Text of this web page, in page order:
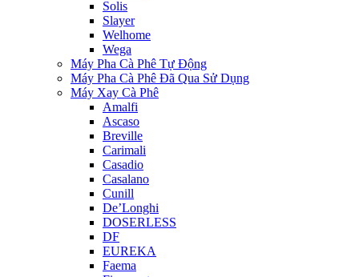
Solis
Slayer
Welhome
Wega
Máy Pha Cà Phê Tự Động
Máy Pha Cà Phê Đã Qua Sử Dụng
Máy Xay Cà Phê
Amalfi
Ascaso
Breville
Carimali
Casadio
Casalano
Cunill
De’Longhi
DOSERLESS
DF
EUREKA
Faema